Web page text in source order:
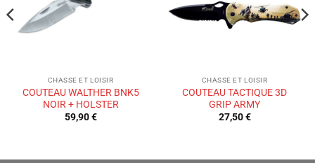
CHASSE ET LOISIR
COUTEAU WALTHER BNK5
NOIR + HOLSTER
59,90€
CHASSE ET LOISIR
COUTEAU TACTIQUE 3D
GRIP ARMY
27,50€